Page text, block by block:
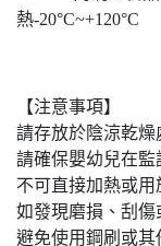
熱-20°C~+120°C
【注意事項】
請存放於陰涼乾燥
請確保嬰幼兒在監
不可直接加熱或用
如發現磨損、刮傷
避免使用鋼刷或其